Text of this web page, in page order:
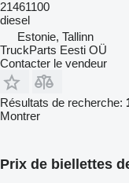
21461100
diesel
Estonie, Tallinn
TruckParts Eesti OÜ
Contacter le vendeur
Résultats de recherche:
Montrer
Prix de biellettes